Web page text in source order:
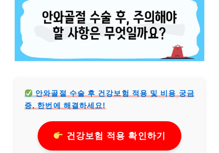
안와골절 수술 후 건강보험 적용 및 비용 궁금
증, 한번에 해결하세요!
건강보험 적용 확인하기